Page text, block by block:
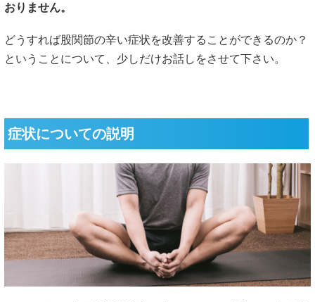
おりません。
どうすれば股関節の辛い症状を改善することができるのか？
ということについて、少しだけお話しをさせて下さい。
症状についての説明